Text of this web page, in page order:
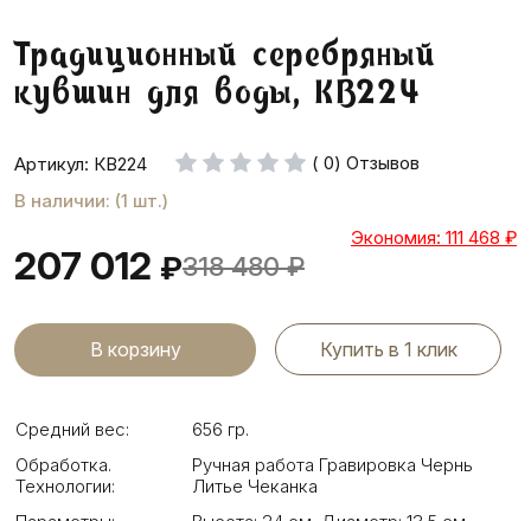
Традиционный серебряный
кувшин для воды, КВ224
Артикул: КВ224
( 0) Отзывов
В наличии: (1 шт.)
207 012 ₽318 480 ₽
Экономия: 111 468 ₽
Купить в 1 клик
Средний вес:
656 гр.
Обработка.
Технологии:
Ручная работа Гравировка Чернь
Литье Чеканка